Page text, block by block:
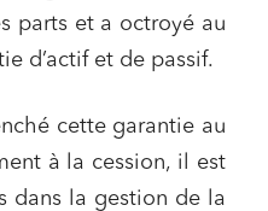
parts et a octroyé au
d’actif et de passif.
cette garantie au
à la cession, il est
dans la gestion de la